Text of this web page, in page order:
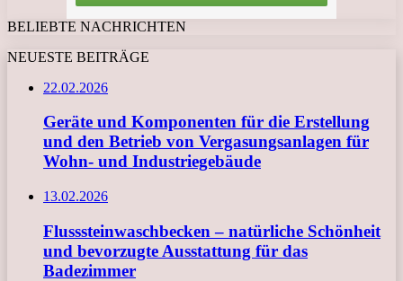
BELIEBTE NACHRICHTEN
NEUESTE BEITRÄGE
22.02.2026
Geräte und Komponenten für die Erstellung
und den Betrieb von Vergasungsanlagen für
Wohn- und Industriegebäude
13.02.2026
Flusssteinwaschbecken – natürliche Schönheit
und bevorzugte Ausstattung für das
Badezimmer